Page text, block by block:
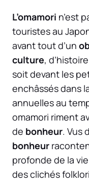
L’omamori n’est
touristes au
avant tout d’un
culture,
soit devant les
enchâssés dans
annuelles au
omamori riment
de bonheur. Vus
bonheur
profonde de la
des clichés